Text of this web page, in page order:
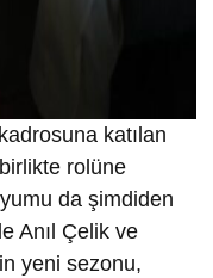
katılan
rolüne
da şimdiden
Anıl Çelik ve
yeni sezonu,